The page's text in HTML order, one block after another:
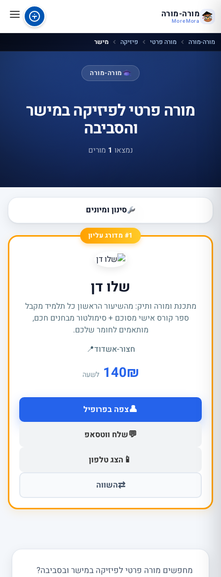
מורה-מורה
MoreMora
מורה-מורה מורה פרטי פיזיקה מישר
מורה-מורה
מורה פרטי לפיזיקה במישר
והסביבה
נמצאו 1 מורים
סינון ומיונים
#1 מדורג עליון
שלו דן
מתכנת ומורה ותיק: מהשיעור הראשון כל תלמיד מקבל
ספר קורס אישי מסוכם + סימולטור מבחנים חכם,
מותאמים לחומר שלכם.
חצור-אשדוד📍
₪
140 לשעה
👤צפה בפרופיל
💬שלח ווטסאפ
📱 הצג טלפון
⇄השווה
מחפשים מורה פרטי לפיזיקה במישר ובסביבה?